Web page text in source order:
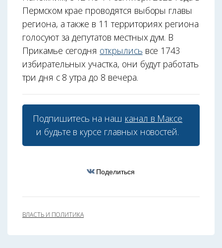
Пермском крае проводятся выборы главы
региона, а также в 11 территориях региона
голосуют за депутатов местных дум. В
Прикамье сегодня открылись все 1743
избирательных участка, они будут работать
три дня с 8 утра до 8 вечера.
Подпишитесь на наш канал в Максе
и будьте в курсе главных новостей.
Поделиться
ВЛАСТЬ И ПОЛИТИКА